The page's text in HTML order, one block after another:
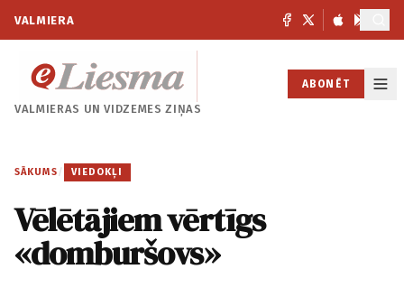
VALMIERA
VALMIERAS UNVIDZEMES ZIŅAS
ABONĒT
SĀKUMS / VIEDOKĻI
Vēlētājiem vērtīgs
«domburšovs»